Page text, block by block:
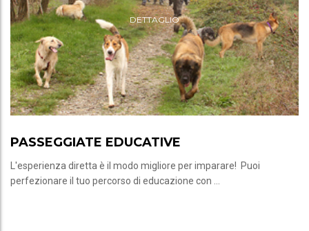
DETTAGLIO
PASSEGGIATE EDUCATIVE
L'esperienza diretta è il modo migliore per imparare! Puoi
perfezionare il tuo percorso di educazione con ...